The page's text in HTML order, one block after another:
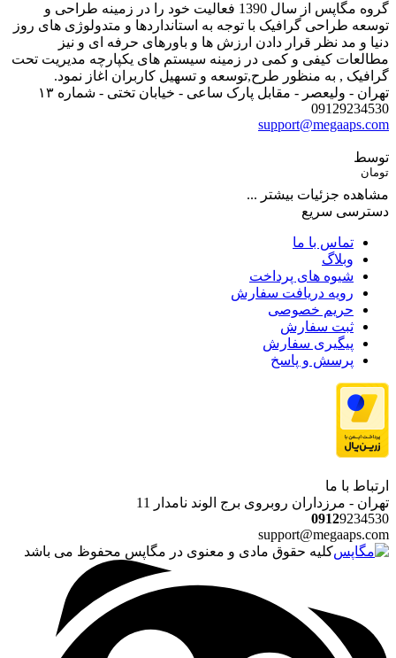
گروه مگاپس از سال 1390 فعالیت خود را در زمینه طراحی و
توسعه طراحی گرافیک با توجه به استانداردها و متدولوژی های روز
دنیا و مد نظر قرار دادن ارزش ها و باورهای حرفه ای و نیز
مطالعات کیفی و کمی در زمینه سیستم های یکپارچه مدیریت تحت
گرافیک , به منظور طرح,توسعه و تسهیل کاربران اغاز نمود.
تهران - ولیعصر - مقابل پارک ساعی - خیابان تختی - شماره ۱۳
09129234530
support@megaaps.com
توسط
تومان
مشاهده جزئیات بیشتر ...
دسترسی سریع
تماس با ما
وبلاگ
شیوه های پرداخت
رویه دریافت سفارش
حریم خصوصی
ثبت سفارش
پیگیری سفارش
پرسش و پاسخ
ارتباط با ما
تهران - مرزداران روبروی برج الوند نامدار 11
09129234530
support@megaaps.com
کلیه حقوق مادی و معنوی در مگاپس محفوظ می باشد